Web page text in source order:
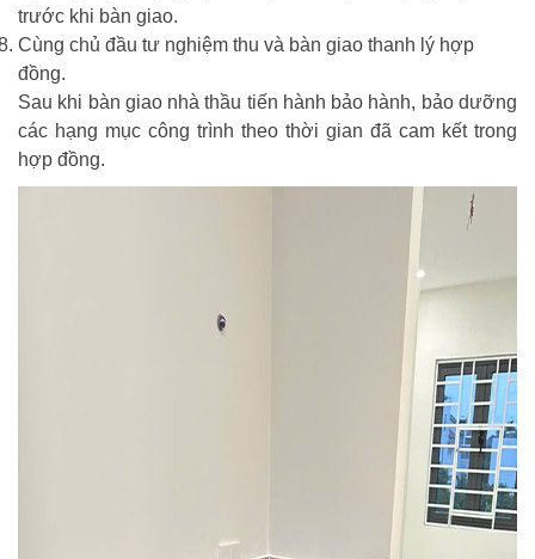
trước khi bàn giao.
Cùng chủ đầu tư nghiệm thu và bàn giao thanh lý hợp
đồng.
Sau khi bàn giao nhà thầu tiến hành bảo hành, bảo dưỡng
các hạng mục công trình theo thời gian đã cam kết trong
hợp đồng.